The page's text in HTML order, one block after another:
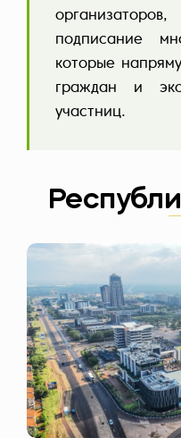
подписание
которые
граждан и
участниц.